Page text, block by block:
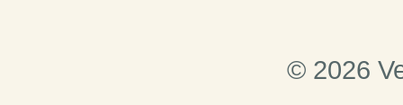
© 2026